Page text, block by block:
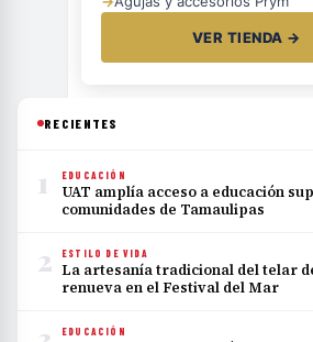
VER TIENDA →
RECIENTES
1 EDUCACIÓN
UAT amplía acceso a educación
comunidades de Tamaulipas
2 ESTILO DE VIDA
La artesanía tradicional del telar
renueva en el Festival del Mar
EDUCACIÓN